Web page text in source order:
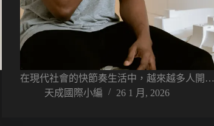
在現代社會的快節奏生活中，越來越多人開…
天成國際小編
26 1 月, 2026